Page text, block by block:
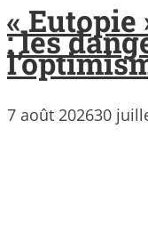
«
: les
7 août 202630